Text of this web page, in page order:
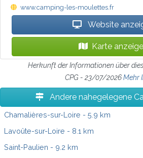
www.camping-les-moulettes.fr
Website
Karte
Herkunft der Informationen über
CPG - 23/07/2026Mehr
Andere nahegelegene
Chamalières-sur-Loire - 5.9 km
Lavoûte-sur-Loire - 8.1 km
Saint-Paulien - 9.2 km